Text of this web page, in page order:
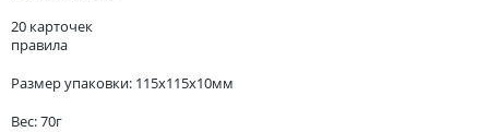
20 карточек
правила
Размер упаковки: 115x115x10мм
Вес: 70г